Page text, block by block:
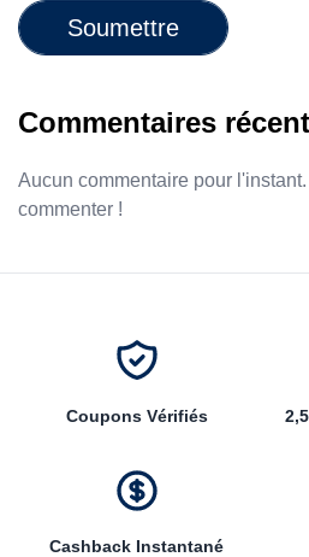
Soumettre
Commentaires
Aucun commentaire pour
commenter !
Coupons Vérifiés
Cashback Instantané